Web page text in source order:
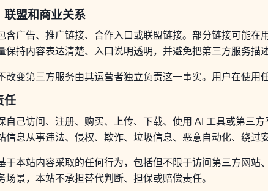
联盟和商业关系
含广告、推广链接、合作入口或联盟链接。部分链接可能
保持内容表达清楚、入口说明透明，并避免把第三方服务描
改变第三方服务由其运营者独立负责这一事实。用户在使用
任
自己访问、注册、购买、上传、下载、使用 AI 工具或第三
信息从事违法、侵权、欺诈、垃圾信息、恶意自动化、绕过
于本站内容采取的任何行为，包括但不限于访问第三方网
场景，本站不承担替代判断、担保或赔偿责任。